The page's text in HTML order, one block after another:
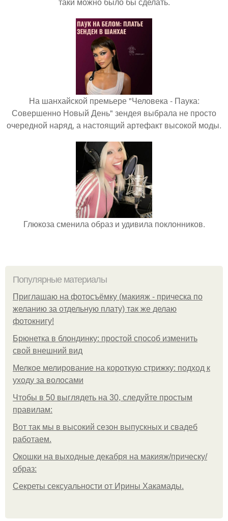
На шанхайской премьере "Человека - Паука:
Совершенно Новый День" зендея выбрала не просто
очередной наряд, а настоящий артефакт высокой моды.
Глюкоза сменила образ и удивила поклонников.
Популярные материалы
Приглашаю на фотосъёмку (макияж - прическа по
желанию за отдельную плату) так же делаю
фотокнигу!
Брюнетка в блондинку: простой способ изменить
свой внешний вид
Мелкое мелирование на короткую стрижку: подход к
уходу за волосами
Чтобы в 50 выглядеть на 30, следуйте простым
правилам:
Вот так мы в высокий сезон выпускных и свадеб
работаем.
Окошки на выходные декабря на макияж/прическу/
образ:
Секреты сексуальности от Ирины Хакамады.